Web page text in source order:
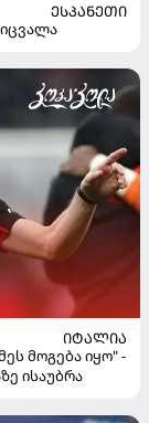
ᲔᲡᲞᲐᲜᲔᲗᲘ
ᲘᲢᲐᲚᲘᲐ
მოგება იყო" -
ისაუბრა